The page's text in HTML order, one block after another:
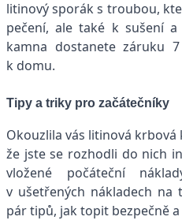
litinový sporák s troubou,
pečení, ale také k sušení
kamna dostanete záruku
k domu.
Tipy a triky pro začátečníky
Okouzlila vás litinová
že jste se rozhodli do nich
vložené počáteční
v ušetřených nákladech na
pár tipů, jak topit bezpečně